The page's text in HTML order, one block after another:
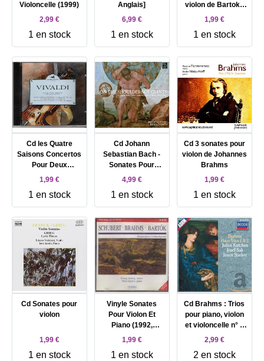
Violoncelle (1999)
2,99 €
1 en stock
Anglais]
6,99 €
1 en stock
violon de Bartok :
Danses roumaines
violon et piano
1,99 €
1 en stock
Cd les Quatre
Saisons Concertos
Pour Deux
Violoncelles Et
Cordes 1994
1,99 €
1 en stock
Cd Johann
Sebastian Bach -
Sonates Pour
Violon Et Orgue
4,99 €
1 en stock
Cd 3 sonates pour
violon de Johannes
Brahms
1,99 €
1 en stock
Cd Sonates pour
violon
1,99 €
1 en stock
Vinyle Sonates
Pour Violon Et
Piano (1992,
France)
1,99 €
1 en stock
Cd Brahms : Trios
pour piano, violon
et violoncelle n° 1
& n° 2
2,99 €
2 en stock